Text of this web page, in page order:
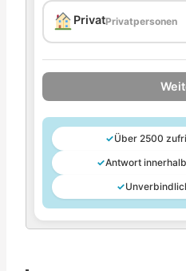
PrivatPrivatpersonen
✓Über 2500
✓Antwort
✓